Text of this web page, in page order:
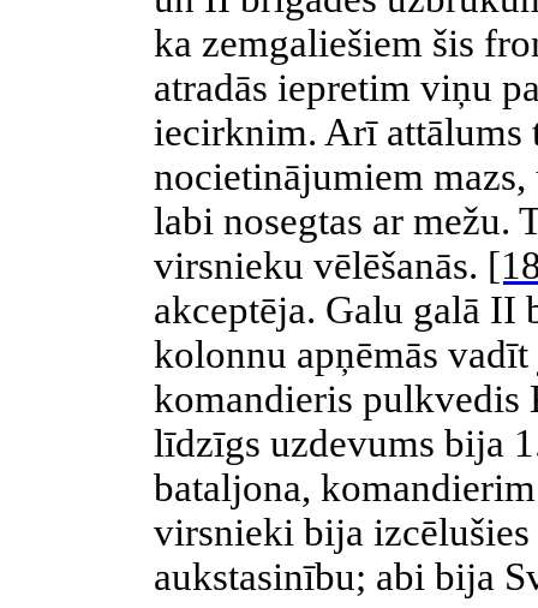
ka zemgaliešiem šis
atradās iepretim viņu
iecirknim. Arī attālums
nocietinājumiem
labi nosegtas ar mežu.
virsnieku vēlēšanās.
akceptēja. Galu galā II
kolonnu apņēmās
komandieris pulkvedis
līdzīgs uzdevums bija
bataljona,
virsnieki bija
aukstasinību; abi bija